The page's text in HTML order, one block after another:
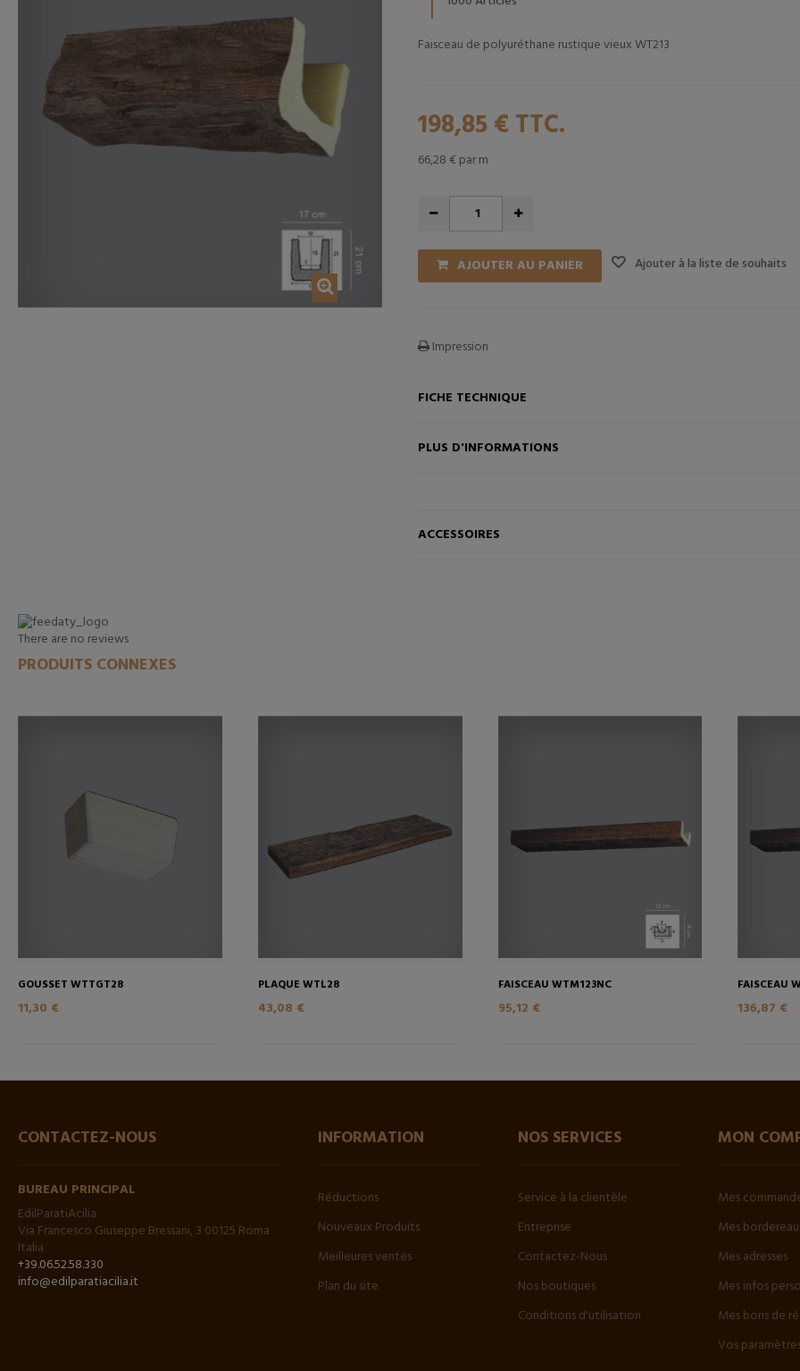
Faisceau de polyuréthane rustique vieux WT213
198,85 € TTC.
66,28 € par m
AJOUTER AU PANIER Ajouter à la liste de souhaits
Impression
FICHE TECHNIQUE
PLUS D'INFORMATIONS
ACCESSOIRES
There are no reviews
PRODUITS CONNEXES
GOUSSET WTTGT28
11,30 €
AJOUTER AU PANIER
PLAQUE WTL28
43,08 €
FAISCEAU WTM123NC
95,12 €
FAISCEAU
136,87 €
CONTACTEZ-NOUS
BUREAU PRINCIPAL
EdilParatiAcilia
Via Francesco Giuseppe Bressani, 3 00125 Roma
Italia
+39.06.52.58.330
info@edilparatiacilia.it
INFORMATION
Réductions
Nouveaux Produits
Meilleures ventes
Plan du site
NOS SERVICES
Service à la clientèle
Entreprise
Contactez-Nous
Nos boutiques
Conditions d'utilisation
MON
Mes
Mes
Mes adresses
Mes infos
Mes bons de
Vos